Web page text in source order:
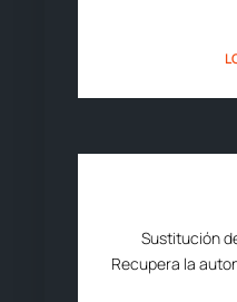
Sustitución
Recupera la